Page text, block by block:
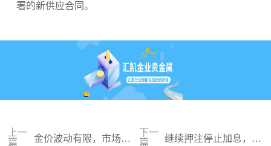
署的新供应合同。
上一
篇
金价波动有限，市场聚
下一
篇
继续押注停止加息，黄